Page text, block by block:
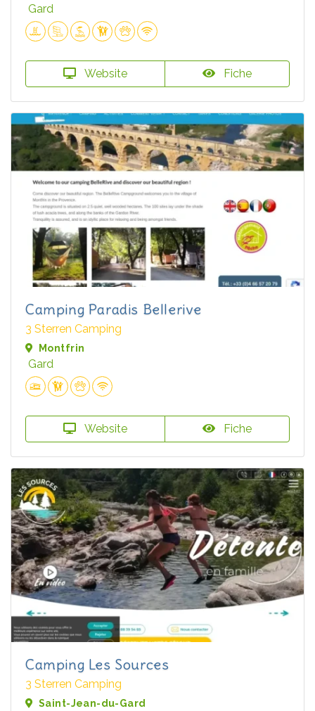
Gard
Website Fiche
Camping Paradis Bellerive
3 Sterren Camping
Montfrin
Gard
Website Fiche
Camping Les Sources
3 Sterren Camping
Saint-Jean-du-Gard